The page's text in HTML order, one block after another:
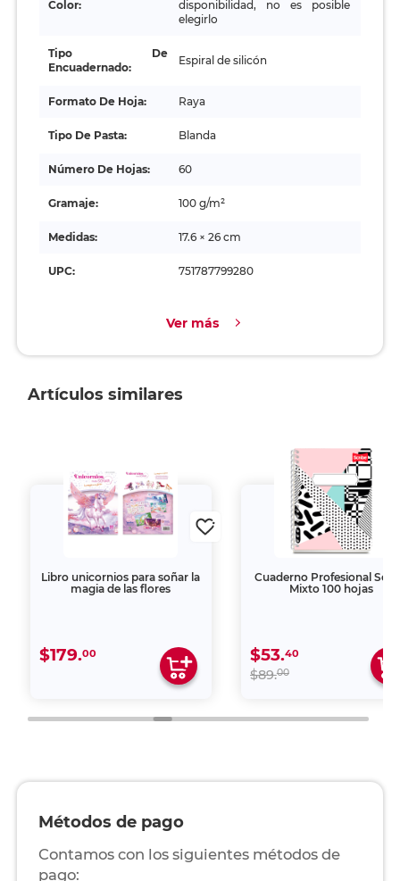
Color:
disponibilidad, no es posible
elegirlo
Tipo De
Encuadernado:
Espiral de silicón
Formato De Hoja: Raya
Tipo De Pasta: Blanda
Número De Hojas: 60
Gramaje: 100 g/m²
Medidas: 17.6 × 26 cm
UPC: 751787799280
Ver más
Artículos similares
Libro unicornios para soñar la
magia de las flores
$179.00
Cuaderno Profesional
Mixto 100 hojas
$53.40
$89.00
Métodos de pago
Contamos con los siguientes métodos de
pago: